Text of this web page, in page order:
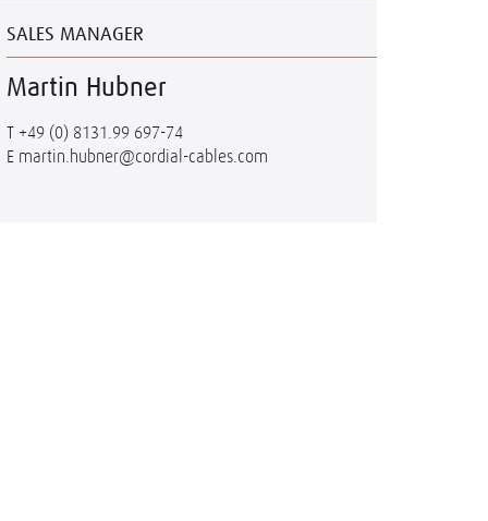
SALES MANAGER
Martin Hubner
T +49 (0) 8131.99 697-74
E martin.hubner@cordial-cables.com